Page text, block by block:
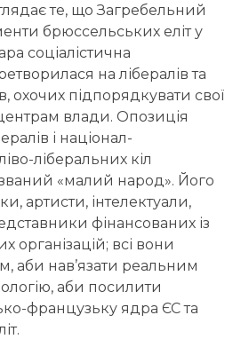
те, що Загребельний
брюссельських еліт у
соціалістична
на лібералів та
охочих підпорядкувати свої
влади. Опозиція
і націонал-
ліберальних кіл
званий «малий народ». Його
артисти, інтелектуали,
фінансованих із
організацій; всі вони
аби нав’язати реальним
аби посилити
французьку ядра ЄС та